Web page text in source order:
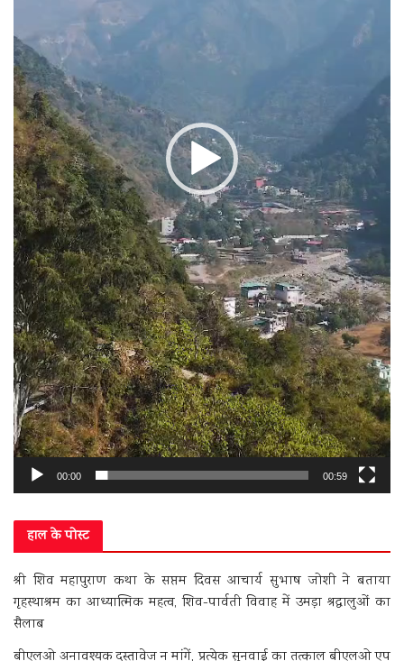
00:00 00:59
हाल के पोस्ट
श्री शिव महापुराण कथा के सप्तम दिवस आचार्य सुभाष जोशी ने बताया
गृहस्थाश्रम का आध्यात्मिक महत्व, शिव-पार्वती विवाह में उमड़ा श्रद्धालुओं का
सैलाब